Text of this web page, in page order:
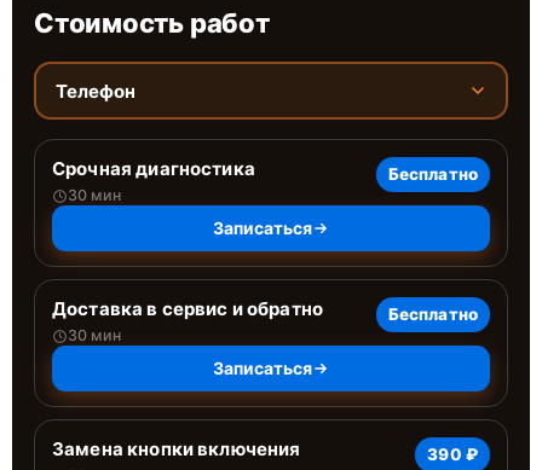
Стоимость работ
Телефон
Срочная диагностика
30 мин
Бесплатно
Записаться
Доставка в сервис и обратно
30 мин
Бесплатно
Записаться
Замена кнопки включения 390 ₽